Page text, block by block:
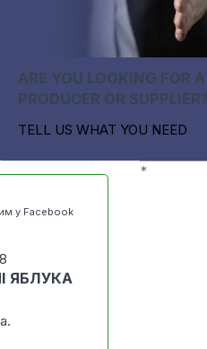
ARE YOU LOOKING FOR A
PRODUCER OR
TELL US WHAT YOU NEED
у Facebook
ЯБЛУКА
*